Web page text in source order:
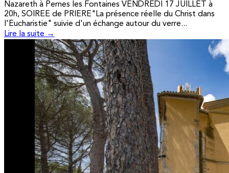
Nazareth à Pernes les Fontaines VENDREDI 17 JUILLET à
20h, SOIREE de PRIERE"La présence réelle du Christ dans
l'Eucharistie" suivie d'un échange autour du verre...
Lire la suite →